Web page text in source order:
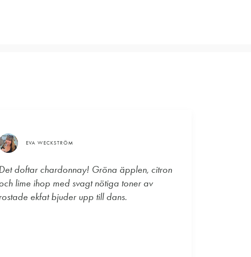
EVA WECKSTRÖM
Det doftar chardonnay! Gröna äpplen, citron
lime ihop med svagt nötiga toner av
ekfat bjuder upp till dans.